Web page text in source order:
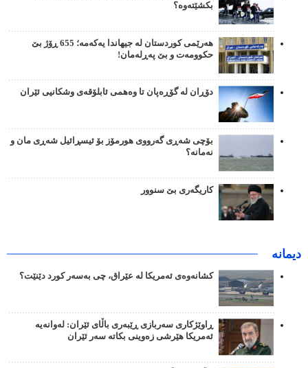
بکشێتەوە؟
هەرێمی کوردستان لە جیهاندا یەکەمە؛ 655 ڕۆژ بێ
حکوومەت و بێ پەڕلەمان!
دۆڕان لە گۆڕەپان تا وەهمی ئابلۆقەی وشکانیی ئێران
بۆچی شەڕی گەرووی هورمۆز بۆ ئیسڕائیل شەڕی مان و
نەمانە؟
کاریگەری بێ سنوور
دیمانە
کشانەوەی ئەمریکا لە عێراق، چی بەسەر کورد دێنێت؟
ڕاوێژکاری سەربازی ڕێبەری باڵای ئێران: لەوانەیە
ئەمریکا هێرشی زەوینی بکاتە سەر ئێران